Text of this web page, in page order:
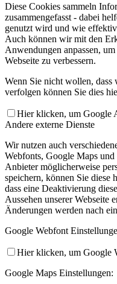
Diese Cookies sammeln
zusammengefasst - dabei
genutzt wird und wie
Auch können wir mit den
Anwendungen anpassen,
Webseite zu verbessern.
Wenn Sie nicht wollen, dass
verfolgen können Sie dies
Hier klicken, um Google
Andere externe Dienste
Wir nutzen auch
Webfonts, Google Maps
Anbieter möglicherweise
speichern, können Sie diese
dass eine Deaktivierung
Aussehen unserer Webseite
Änderungen werden nach
Google Webfont
Hier klicken, um Google
Google Maps Einstellungen: